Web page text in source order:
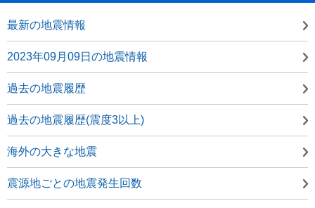
最新の地震情報
2023年09月09日の地震情報
過去の地震履歴
過去の地震履歴(震度3以上)
海外の大きな地震
震源地ごとの地震発生回数